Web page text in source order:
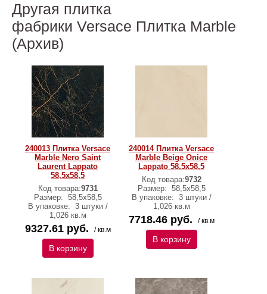
Другая плитка
фабрики Versace Плитка Marble
(Архив)
240013 Плитка Versace
Marble Nero Saint
Laurent Lappato
58,5х58,5
Код товара:9731
Размер: 58,5х58,5
В упаковке: 3 штуки /
1,026 кв.м
9327.61 руб. / кв.м
В корзину
240014 Плитка Versace
Marble Beige Onice
Lappato 58,5х58,5
Код товара:9732
Размер: 58,5х58,5
В упаковке: 3 штуки /
1,026 кв.м
7718.46 руб. / кв.м
В корзину